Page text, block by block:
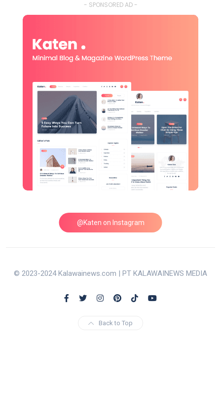
- SPONSORED AD -
@Katen on Instagram
© 2023-2024 Kalawainews.com | PT KALAWAINEWS MEDIA
Back to Top